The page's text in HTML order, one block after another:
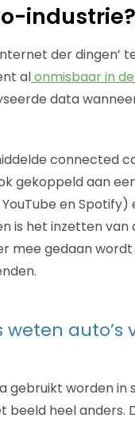
industrie?
der dingen’
alonmisbaar in
data
connected
gekoppeld aan
en
is het inzetten
gedaan
auto’s
gebruikt worden
heel anders.